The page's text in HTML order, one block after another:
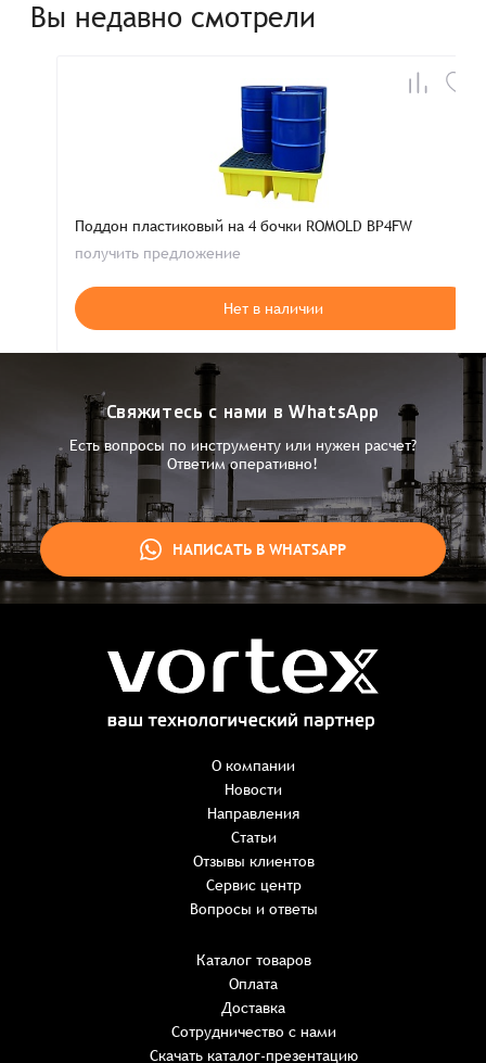
Заказать презентацию
Заказ успешно оформлен
Спасибо, что выбрали нас! Менеджер свяжется с Вами в
Восстановление пароля
Вы недавно смотрели
Поддон пластиковый на 4 бочки ROMOLD BP4FW
получить предложение
Нет в наличии
Свяжитесь с нами в WhatsApp
Есть вопросы по инструменту или нужен расчет?
Ответим оперативно!
НАПИСАТЬ В WHATSAPP
О компании
Новости
Направления
Статьи
Отзывы клиентов
Сервис центр
Вопросы и ответы
Каталог товаров
Оплата
Доставка
Сотрудничество с нами
Скачать каталог-презентацию